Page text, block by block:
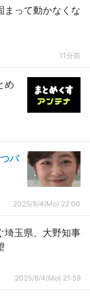
まって動かなくな
11分前
め
パ
2025/8/4(Mo) 22:00
埼玉県、大野知事
2025/8/4(Mo) 21:59